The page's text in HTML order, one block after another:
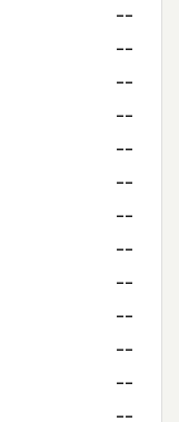
--
--
--
--
--
--
--
--
--
--
--
--
--